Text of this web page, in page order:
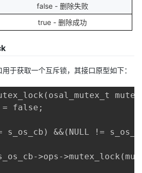
false - 删除失败
true - 删除成功
用于获取一个互斥锁，其接口原型如下：
false;
&&(NULL !=
>ops-